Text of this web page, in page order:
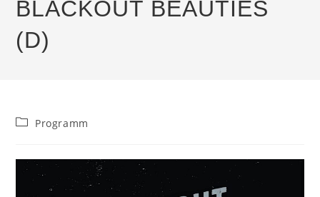
BLACKOUT BEAUTIES
(D)
Beitrags-
Programm